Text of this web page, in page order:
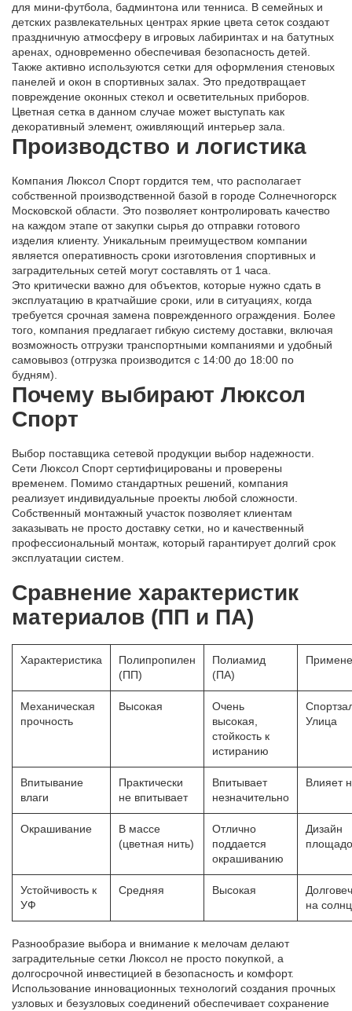
для мини-футбола, бадминтона или тенниса. В семейных и
детских развлекательных центрах яркие цвета сеток создают
праздничную атмосферу в игровых лабиринтах и на батутных
аренах, одновременно обеспечивая безопасность детей.
Также активно используются сетки для оформления стеновых
панелей и окон в спортивных залах. Это предотвращает
повреждение оконных стекол и осветительных приборов.
Цветная сетка в данном случае может выступать как
декоративный элемент, оживляющий интерьер зала.
Производство и логистика
Компания Люксол Спорт гордится тем, что располагает
собственной производственной базой в городе Солнечногорск
Московской области. Это позволяет контролировать качество
на каждом этапе от закупки сырья до отправки готового
изделия клиенту. Уникальным преимуществом компании
является оперативность сроки изготовления спортивных и
заградительных сетей могут составлять от 1 часа.
Это критически важно для объектов, которые нужно сдать в
эксплуатацию в кратчайшие сроки, или в ситуациях, когда
требуется срочная замена поврежденного ограждения. Более
того, компания предлагает гибкую систему доставки, включая
возможность отгрузки транспортными компаниями и удобный
самовывоз (отгрузка производится с 14:00 до 18:00 по
будням).
Почему выбирают Люксол
Спорт
Выбор поставщика сетевой продукции выбор надежности.
Сети Люксол Спорт сертифицированы и проверены
временем. Помимо стандартных решений, компания
реализует индивидуальные проекты любой сложности.
Собственный монтажный участок позволяет клиентам
заказывать не просто доставку сетки, но и качественный
профессиональный монтаж, который гарантирует долгий срок
эксплуатации систем.
Сравнение характеристик
материалов (ПП и ПА)
Характеристика
Полипропилен
(ПП)
Полиамид
(ПА)
Механическая
прочность
Высокая
Очень
высокая,
стойкость к
истиранию
Улица
Впитывание
влаги
Практически
не впитывает
Впитывает
незначительно
Влияет
Окрашивание
В массе
(цветная нить)
Отлично
поддается
окрашиванию
Дизайн
Устойчивость к
УФ
Средняя Высокая
на
Разнообразие выбора и внимание к мелочам делают
заградительные сетки Люксол не просто покупкой, а
долгосрочной инвестицией в безопасность и комфорт.
Использование инновационных технологий создания прочных
узловых и безузловых соединений обеспечивает сохранение